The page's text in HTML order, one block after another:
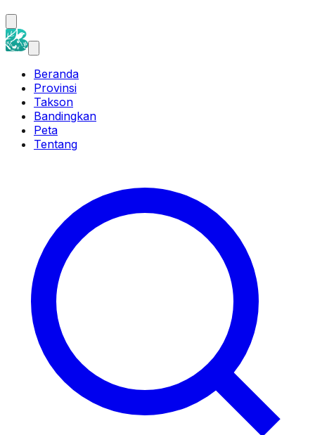
Beranda
Provinsi
Takson
Bandingkan
Peta
Tentang